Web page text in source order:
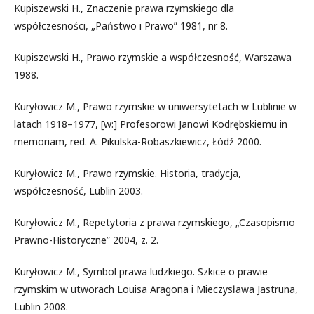
Kupiszewski H., Znaczenie prawa rzymskiego dla
współczesności, „Państwo i Prawo” 1981, nr 8.
Kupiszewski H., Prawo rzymskie a współczesność, Warszawa
1988.
Kuryłowicz M., Prawo rzymskie w uniwersytetach w Lublinie w
latach 1918–1977, [w:] Profesorowi Janowi Kodrębskiemu in
memoriam, red. A. Pikulska-Robaszkiewicz, Łódź 2000.
Kuryłowicz M., Prawo rzymskie. Historia, tradycja,
współczesność, Lublin 2003.
Kuryłowicz M., Repetytoria z prawa rzymskiego, „Czasopismo
Prawno-Historyczne” 2004, z. 2.
Kuryłowicz M., Symbol prawa ludzkiego. Szkice o prawie
rzymskim w utworach Louisa Aragona i Mieczysława Jastruna,
Lublin 2008.